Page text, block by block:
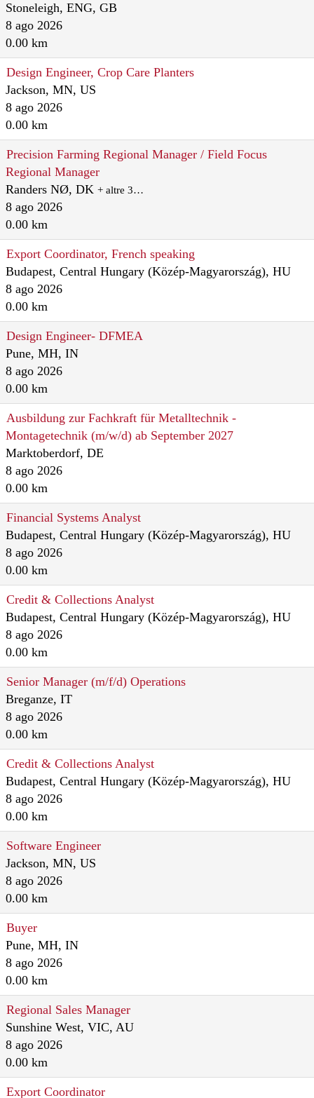
Stoneleigh, ENG, GB
8 ago 2026
0.00 km
Design Engineer, Crop Care Planters
Jackson, MN, US
8 ago 2026
0.00 km
Precision Farming Regional Manager / Field Focus
Regional Manager
Randers NØ, DK + altre 3…
8 ago 2026
0.00 km
Export Coordinator, French speaking
Budapest, Central Hungary (Közép-Magyarország), HU
8 ago 2026
0.00 km
Design Engineer- DFMEA
Pune, MH, IN
8 ago 2026
0.00 km
Ausbildung zur Fachkraft für Metalltechnik -
Montagetechnik (m/w/d) ab September 2027
Marktoberdorf, DE
8 ago 2026
0.00 km
Financial Systems Analyst
Budapest, Central Hungary (Közép-Magyarország), HU
8 ago 2026
0.00 km
Credit & Collections Analyst
Budapest, Central Hungary (Közép-Magyarország), HU
8 ago 2026
0.00 km
Senior Manager (m/f/d) Operations
Breganze, IT
8 ago 2026
0.00 km
Credit & Collections Analyst
Budapest, Central Hungary (Közép-Magyarország), HU
8 ago 2026
0.00 km
Software Engineer
Jackson, MN, US
8 ago 2026
0.00 km
Buyer
Pune, MH, IN
8 ago 2026
0.00 km
Regional Sales Manager
Sunshine West, VIC, AU
8 ago 2026
0.00 km
Export Coordinator